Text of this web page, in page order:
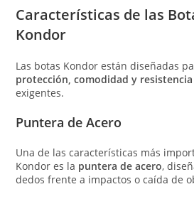
Características de las
Kondor
Las botas Kondor están diseñadas
protección, comodidad y resistencia
exigentes.
Puntera de Acero
Una de las características más
Kondor es la puntera de acero,
dedos frente a impactos o caída de